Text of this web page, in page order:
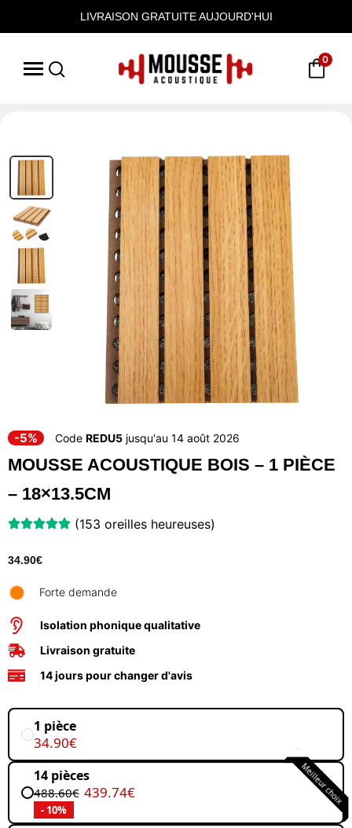
LIVRAISON GRATUITE AUJOURD'HUI
0
-5% Code REDU5 jusqu'au 14 août 2026
MOUSSE ACOUSTIQUE BOIS – 1 PIÈCE
– 18×13.5CM
(153 oreilles heureuses)
34.90€
Forte demande
Isolation phonique qualitative
Livraison gratuite
14 jours pour changer d'avis
1 pièce
34.90€
Meilleur choix
14 pièces
488.60€ 439.74€
- 10%